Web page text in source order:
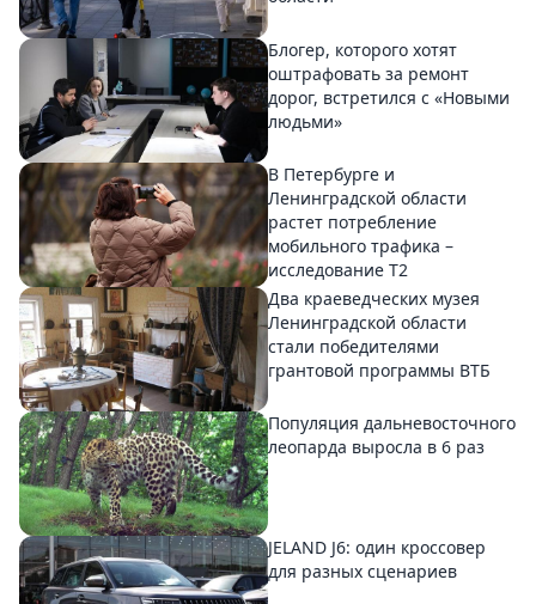
Блогер, которого хотят
оштрафовать за ремонт
дорог, встретился с «Новыми
людьми»
В Петербурге и
Ленинградской области
растет потребление
мобильного трафика –
исследование T2
Два краеведческих музея
Ленинградской области
стали победителями
грантовой программы ВТБ
Популяция дальневосточного
леопарда выросла в 6 раз
JELAND J6: один кроссовер
для разных сценариев